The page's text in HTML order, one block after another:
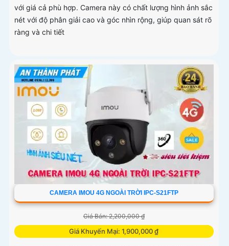
với giá cả phù hợp. Camera này có chất lượng hình ảnh sắc
nét với độ phân giải cao và góc nhìn rộng, giúp quan sát rõ
ràng và chi tiết
CAMERA IMOU 4G NGOÀI TRỜI IPC-S21FTP
Giá Bán: 2,200,000 ₫
Giá Khuyến Mại: 1,900,000 ₫